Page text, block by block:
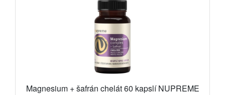
Magnesium + šafrán chelát 60 kapslí NUPREME